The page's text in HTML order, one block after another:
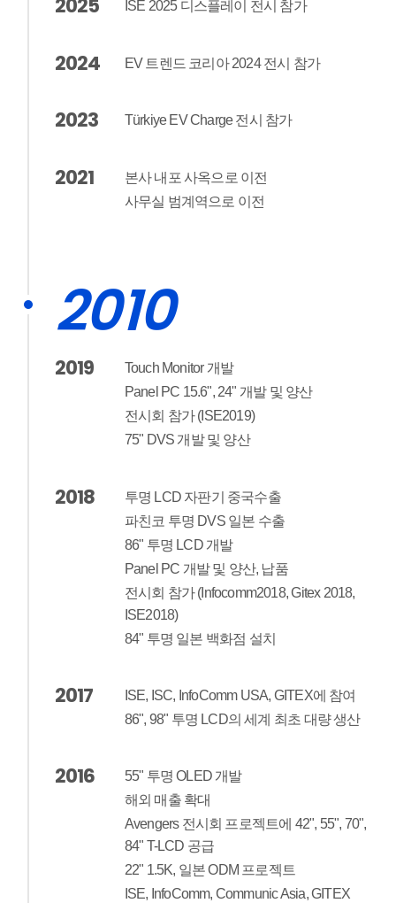
2025 ISE 2025 디스플레이 전시 참가
2024 EV 트렌드 코리아 2024 전시 참가
2023 Türkiye EV Charge 전시 참가
2021
본사 내포 사옥으로 이전
사무실 범계역으로 이전
2010
2019
Touch Monitor 개발
Panel PC 15.6", 24" 개발 및 양산
전시회 참가 (ISE2019)
75" DVS 개발 및 양산
2018
투명 LCD 자판기 중국수출
파친코 투명 DVS 일본 수출
86" 투명 LCD 개발
Panel PC 개발 및 양산, 납품
전시회 참가 (Infocomm2018, Gitex 2018,
ISE2018)
84" 투명 일본 백화점 설치
2017
ISE, ISC, InfoComm USA, GITEX에 참여
86", 98" 투명 LCD의 세계 최초 대량 생산
2016
55" 투명 OLED 개발
해외 매출 확대
Avengers 전시회 프로젝트에 42", 55", 70",
84" T-LCD 공급
22" 1.5K, 일본 ODM 프로젝트
ISE, InfoComm, Communic Asia, GITEX